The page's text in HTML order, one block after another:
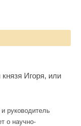
Игоря, или
руководитель
о научно-